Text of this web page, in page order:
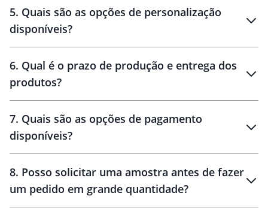
brinde
personalização
amostra virtual
5. Quais são as opções de personalização
disponíveis?
6. Qual é o prazo de produção e entrega dos
produtos?
10 dias
brinde
48 horas
7. Quais são as opções de pagamento
disponíveis?
8. Posso solicitar uma amostra antes de fazer
um pedido em grande quantidade?